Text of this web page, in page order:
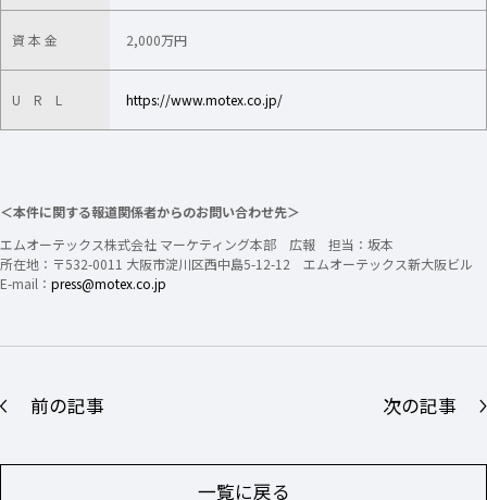
資 本 金 2,000万円
U R L https://www.motex.co.jp/
＜本件に関する報道関係者からのお問い合わせ先＞
エムオーテックス株式会社 マーケティング本部 広報 担当：坂本
所在地：〒532-0011 大阪市淀川区西中島5-12-12 エムオーテックス新大阪ビル
E-mail： press@motex.co.jp
前の記事
一覧に戻る
次の記事